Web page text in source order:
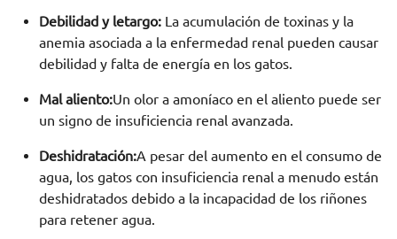
Debilidad y letargo: La acumulación de toxinas y la
anemia asociada a la enfermedad renal pueden causar
debilidad y falta de energía en los gatos.
Mal aliento:Un olor a amoníaco en el aliento puede ser
un signo de insuficiencia renal avanzada.
Deshidratación:A pesar del aumento en el consumo de
agua, los gatos con insuficiencia renal a menudo están
deshidratados debido a la incapacidad de los riñones
para retener agua.